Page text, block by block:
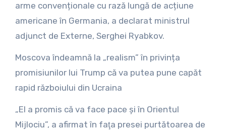
arme convenționale cu rază lungă de acțiune
americane în Germania, a declarat ministrul
adjunct de Externe, Serghei Ryabkov.
Moscova îndeamnă la „realism” în privința
promisiunilor lui Trump că va putea pune capăt
rapid războiului din Ucraina
„El a promis că va face pace şi în Orientul
Mijlociu”, a afirmat în faţa presei purtătoarea de